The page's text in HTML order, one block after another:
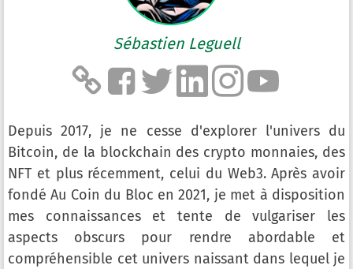
Sébastien Leguell
Depuis 2017, je ne cesse d'explorer l'univers du
Bitcoin, de la blockchain des crypto monnaies, des
NFT et plus récemment, celui du Web3. Après avoir
fondé Au Coin du Bloc en 2021, je met à disposition
mes connaissances et tente de vulgariser les
aspects obscurs pour rendre abordable et
compréhensible cet univers naissant dans lequel je